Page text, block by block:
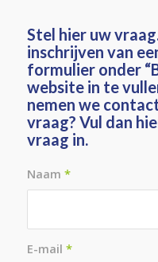
Stel hier uw
inschrijven van
formulier onder
website in te
nemen we
vraag? Vul dan
vraag in.
Naam *
E-mail *